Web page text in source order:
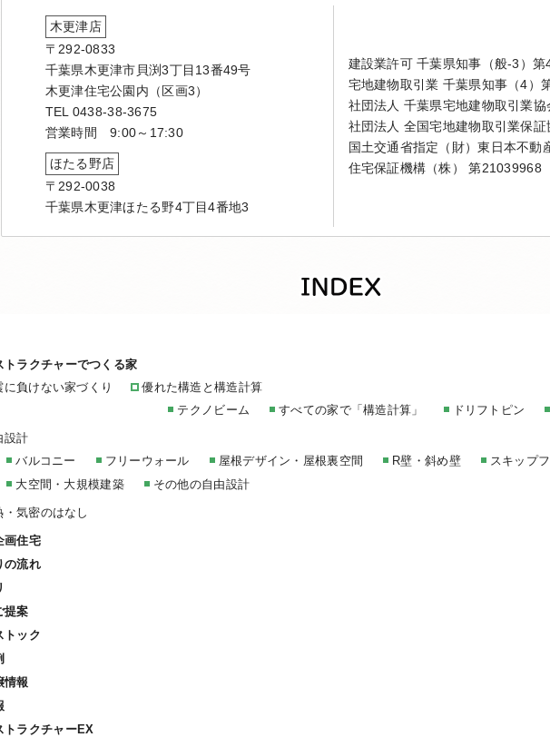
木更津店
〒292-0833
千葉県木更津市貝渕3丁目13番49号
木更津住宅公園内（区画3）
TEL 0438-38-3675
営業時間 9:00～17:30
ほたる野店
〒292-0038
千葉県木更津ほたる野4丁目4番地3
建設業許可 千葉県知事（般-3）
宅地建物取引業 千葉県知事（4）
社団法人 千葉県宅地建物取引業協
社団法人 全国宅地建物取引業保証
国土交通省指定（財）東日本不動
住宅保証機構（株） 第21039968
トラクチャーでつくる家
に負けない家づくり
優れた構造と構造計算
テクノビーム
すべての家で「構造計算」 ドリフトピン
設計
バルコニー
フリーウォール 屋根デザイン・屋根裏空間 R壁・斜め壁 スキップ
大空間・大規模建築
その他の自由設計
・気密のはなし
画住宅
の流れ
提案
トック
情報
トラクチャーEX